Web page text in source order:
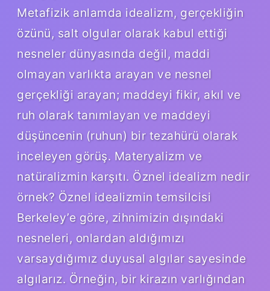
Metafizik anlamda idealizm, gerçekliğin
özünü, salt olgular olarak kabul ettiği
nesneler dünyasında değil, maddi
olmayan varlıkta arayan ve nesnel
gerçekliği arayan; maddeyi fikir, akıl ve
ruh olarak tanımlayan ve maddeyi
düşüncenin (ruhun) bir tezahürü olarak
inceleyen görüş. Materyalizm ve
natüralizmin karşıtı. Öznel idealizm nedir
örnek? Öznel idealizmin temsilcisi
Berkeley’e göre, zihnimizin dışındaki
nesneleri, onlardan aldığımızı
varsaydığımız duyusal algılar sayesinde
algılarız. Örneğin, bir kirazın varlığından